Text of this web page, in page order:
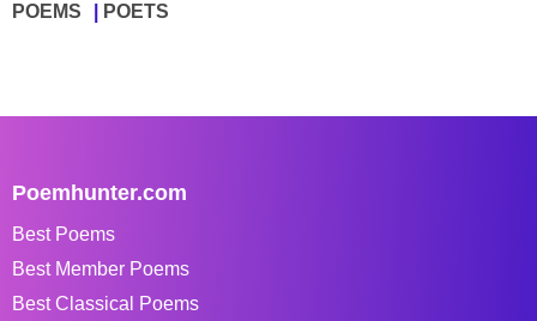
POEMS POETS
Poemhunter.com
Best Poems
Best Member Poems
Best Classical Poems